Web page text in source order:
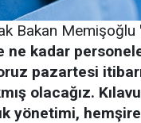
Bakan Memişoğlu
ne kadar
pazartesi
olacağız.
yönetimi,